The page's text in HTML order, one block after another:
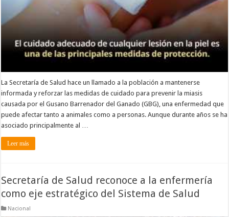
La Secretaría de Salud hace un llamado a la población a mantenerse
informada y reforzar las medidas de cuidado para prevenir la miasis
causada por el Gusano Barrenador del Ganado (GBG), una enfermedad que
puede afectar tanto a animales como a personas. Aunque durante años se ha
asociado principalmente al …
Leer más
Secretaría de Salud reconoce a la enfermería
como eje estratégico del Sistema de Salud
Nacional